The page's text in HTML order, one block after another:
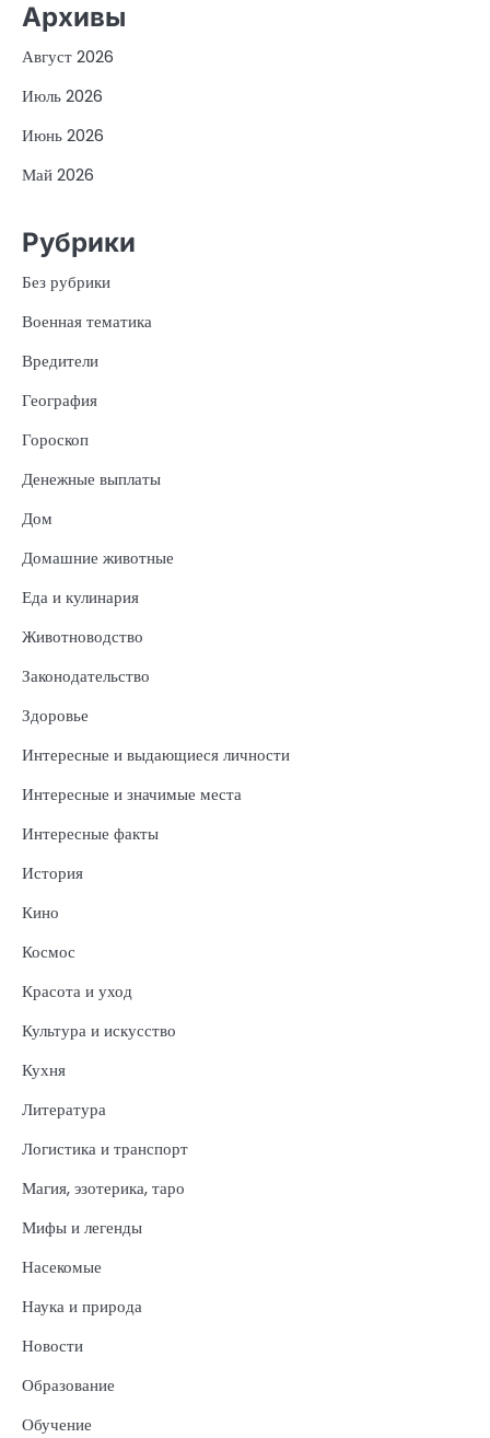
Архивы
Август 2026
Июль 2026
Июнь 2026
Май 2026
Рубрики
Без рубрики
Военная тематика
Вредители
География
Гороскоп
Денежные выплаты
Дом
Домашние животные
Еда и кулинария
Животноводство
Законодательство
Здоровье
Интересные и выдающиеся личности
Интересные и значимые места
Интересные факты
История
Кино
Космос
Красота и уход
Культура и искусство
Кухня
Литература
Логистика и транспорт
Магия, эзотерика, таро
Мифы и легенды
Насекомые
Наука и природа
Новости
Образование
Обучение